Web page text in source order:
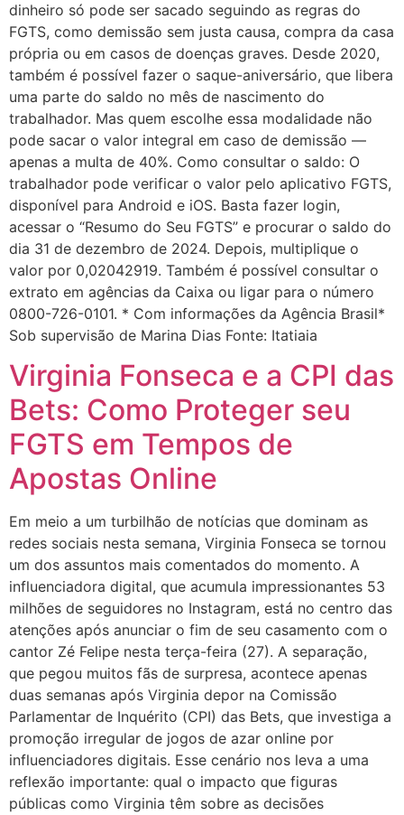
dinheiro só pode ser sacado seguindo as regras do
FGTS, como demissão sem justa causa, compra da casa
própria ou em casos de doenças graves. Desde 2020,
também é possível fazer o saque-aniversário, que libera
uma parte do saldo no mês de nascimento do
trabalhador. Mas quem escolhe essa modalidade não
pode sacar o valor integral em caso de demissão —
apenas a multa de 40%. Como consultar o saldo: O
trabalhador pode verificar o valor pelo aplicativo FGTS,
disponível para Android e iOS. Basta fazer login,
acessar o “Resumo do Seu FGTS” e procurar o saldo do
dia 31 de dezembro de 2024. Depois, multiplique o
valor por 0,02042919. Também é possível consultar o
extrato em agências da Caixa ou ligar para o número
0800-726-0101. * Com informações da Agência Brasil*
Sob supervisão de Marina Dias Fonte: Itatiaia
Virginia Fonseca e a CPI das
Bets: Como Proteger seu
FGTS em Tempos de
Apostas Online
Em meio a um turbilhão de notícias que dominam as
redes sociais nesta semana, Virginia Fonseca se tornou
um dos assuntos mais comentados do momento. A
influenciadora digital, que acumula impressionantes 53
milhões de seguidores no Instagram, está no centro das
atenções após anunciar o fim de seu casamento com o
cantor Zé Felipe nesta terça-feira (27). A separação,
que pegou muitos fãs de surpresa, acontece apenas
duas semanas após Virginia depor na Comissão
Parlamentar de Inquérito (CPI) das Bets, que investiga a
promoção irregular de jogos de azar online por
influenciadores digitais. Esse cenário nos leva a uma
reflexão importante: qual o impacto que figuras
públicas como Virginia têm sobre as decisões